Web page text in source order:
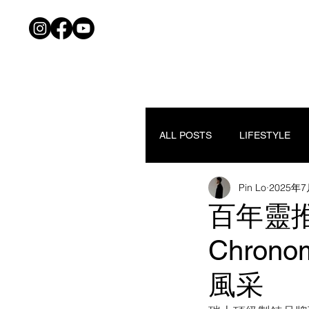
ALL POSTS LIFESTYLE
百年靈
風采
Pin Lo 2025年7